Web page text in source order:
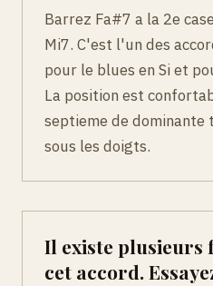
Barrez Fa#7 a la 2e
Mi7. C'est l'un des
pour le blues en Si et
La position est
septieme de
sous les doigts.
Il existe plusieurs
cet accord.